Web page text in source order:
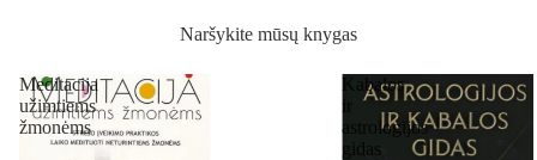
Naršykite mūsų knygas
Meditacija
užimtiems
žmonėms
Kabalos
ir
astrologijos
gidas